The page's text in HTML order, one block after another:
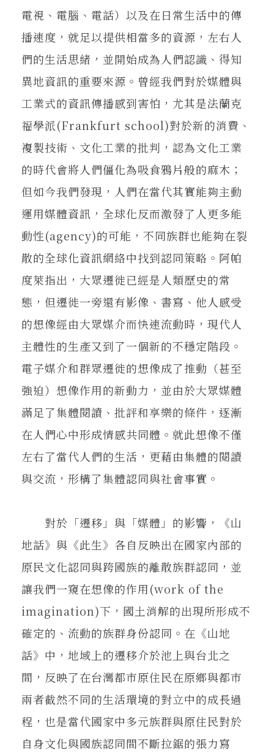
電視、電腦、電話）以及在日常生活中的傳
播速度，就足以提供相當多的資源，左右人
們的生活思緒，並開始成為人們認識、得知
異地資訊的重要來源。曾經我們對於媒體與
工業式的資訊傳播感到害怕，尤其是法蘭克
福學派(Frankfurt school)對於新的消費、
複製技術、文化工業的批判，認為文化工業
的時代會將人們僵化為吸食鴉片般的麻木；
但如今我們發現，人們在當代其實能夠主動
運用媒體資訊，全球化反而激發了人更多能
動性(agency)的可能，不同族群也能夠在裂
散的全球化資訊網絡中找到認同策略。阿帕
度萊指出，大眾遷徙已經是人類歷史的常
態，但遷徙一旁還有影像、書寫、他人感受
的想像經由大眾媒介而快速流動時，現代人
主體性的生產又到了一個新的不穩定階段。
電子媒介和群眾遷徙的想像成了推動（甚至
強迫）想像作用的新動力，並由於大眾媒體
滿足了集體閱讀、批評和享樂的條件，逐漸
在人們心中形成情感共同體。就此想像不僅
左右了當代人們的生活，更藉由集體的閱讀
與交流，形構了集體認同與社會事實。
對於「遷移」與「媒體」的影響，《山
地話》與《此生》各自反映出在國家內部的
原民文化認同與跨國族的離散族群認同，並
讓我們一窺在想像的作用(work of the
imagination)下，國土消解的出現所形成不
確定的、流動的族群身份認同。在《山地
話》中，地域上的遷移介於池上與台北之
間，反映了在台灣都市原住民在原鄉與都市
兩者截然不同的生活環境的對立中的成長過
程，也是當代國家中多元族群與原住民對於
自身文化與國族認同間不斷拉鋸的張力寫